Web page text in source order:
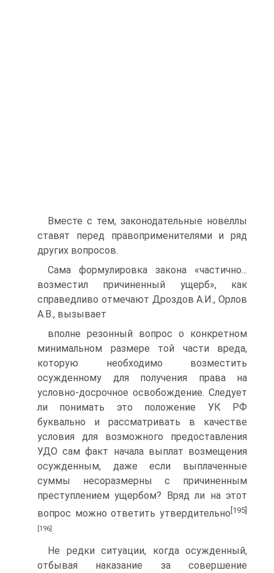
Вместе с тем, законодательные новеллы
ставят перед правоприменителями и ряд
других вопросов.
Сама формулировка закона «частично...
возместил причиненный ущерб», как
справедливо отмечают Дроздов А.И., Орлов
А.В., вызывает
вполне резонный вопрос о конкретном
минимальном размере той части вреда,
которую необходимо возместить
осужденному для получения права на
условно-досрочное освобождение. Следует
ли понимать это положение УК РФ
буквально и рассматривать в качестве
условия для возможного предоставления
УДО сам факт начала выплат возмещения
осужденным, даже если выплаченные
суммы несоразмерны с причиненным
преступлением ущербом? Вряд ли на этот
вопрос можно ответить утвердительно [195]
[196]
Не редки ситуации, когда осужденный,
отбывая наказание за совершение